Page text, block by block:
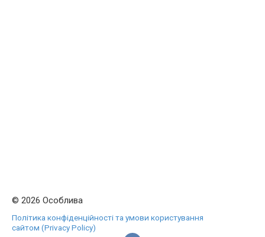
© 2026 Особлива
Політика конфіденційності та умови користування
сайтом (Privacy Policy)